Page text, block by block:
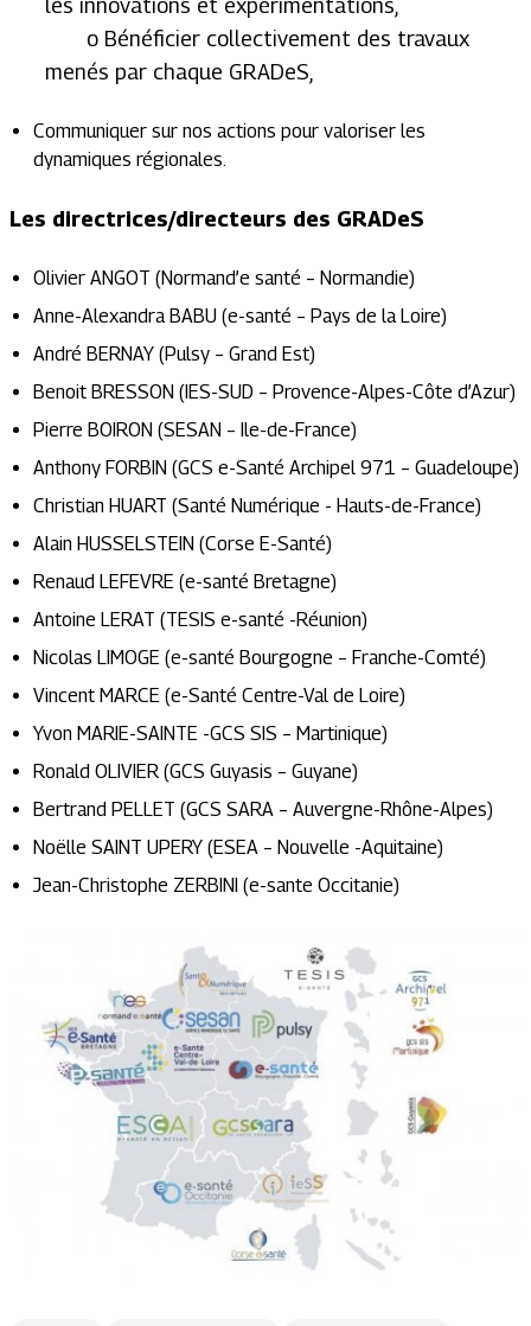
les innovations et expérimentations,
o Bénéficier collectivement des travaux
menés par chaque GRADeS,
Communiquer sur nos actions pour valoriser les
dynamiques régionales.
Les directrices/directeurs des GRADeS
Olivier ANGOT (Normand’e santé – Normandie)
Anne-Alexandra BABU (e-santé – Pays de la Loire)
André BERNAY (Pulsy – Grand Est)
Benoit BRESSON (IES-SUD – Provence-Alpes-Côte d’Azur)
Pierre BOIRON (SESAN – Ile-de-France)
Anthony FORBIN (GCS e-Santé Archipel 971 – Guadeloupe)
Christian HUART (Santé Numérique - Hauts-de-France)
Alain HUSSELSTEIN (Corse E-Santé)
Renaud LEFEVRE (e-santé Bretagne)
Antoine LERAT (TESIS e-santé -Réunion)
Nicolas LIMOGE (e-santé Bourgogne – Franche-Comté)
Vincent MARCE (e-Santé Centre-Val de Loire)
Yvon MARIE-SAINTE -GCS SIS – Martinique)
Ronald OLIVIER (GCS Guyasis – Guyane)
Bertrand PELLET (GCS SARA – Auvergne-Rhône-Alpes)
Noëlle SAINT UPERY (ESEA – Nouvelle -Aquitaine)
Jean-Christophe ZERBINI (e-sante Occitanie)